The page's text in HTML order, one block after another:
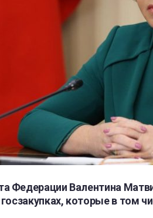
Федерации Валентина
которые в том